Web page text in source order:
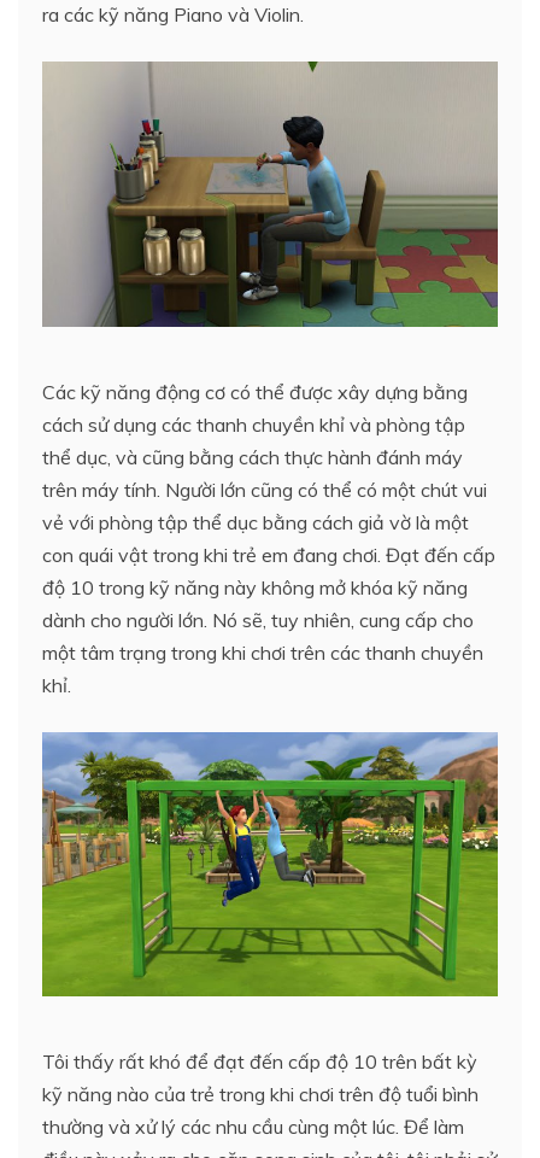
ra các kỹ năng Piano và Violin.
Các kỹ năng động cơ có thể được xây dựng bằng
cách sử dụng các thanh chuyền khỉ và phòng tập
thể dục, và cũng bằng cách thực hành đánh máy
trên máy tính. Người lớn cũng có thể có một chút vui
vẻ với phòng tập thể dục bằng cách giả vờ là một
con quái vật trong khi trẻ em đang chơi. Đạt đến cấp
độ 10 trong kỹ năng này không mở khóa kỹ năng
dành cho người lớn. Nó sẽ, tuy nhiên, cung cấp cho
một tâm trạng trong khi chơi trên các thanh chuyền
khỉ.
Tôi thấy rất khó để đạt đến cấp độ 10 trên bất kỳ
kỹ năng nào của trẻ trong khi chơi trên độ tuổi bình
thường và xử lý các nhu cầu cùng một lúc. Để làm